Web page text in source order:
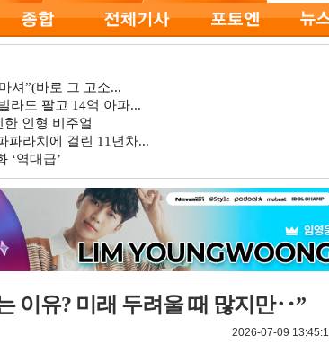
셔”(바로 그 고소...
라도 팔고 14억 아파...
인형 비주얼
파라치에 걸린 11년차...
‘역대급’
이유? 미래 두려울 때 많지만‥”
2026-07-09